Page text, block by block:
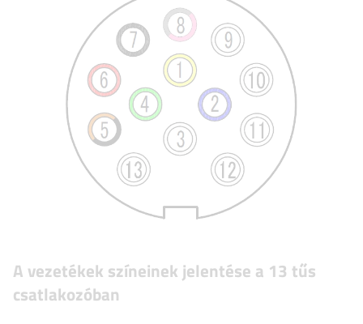
A vezetékek színeinek jelentése a 13 tűs
csatlakozóban